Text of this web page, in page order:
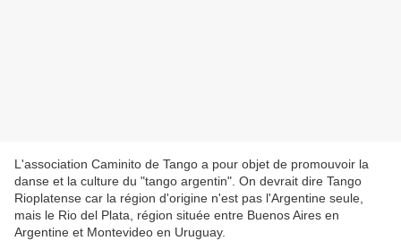
L'association Caminito de Tango a pour objet de promouvoir la
danse et la culture du "tango argentin". On devrait dire Tango
Rioplatense car la région d'origine n'est pas l'Argentine seule,
mais le Rio del Plata, région située entre Buenos Aires en
Argentine et Montevideo en Uruguay.